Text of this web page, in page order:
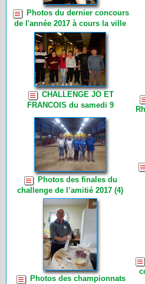
Photos du dernier concours
de l'année 2017 à cours la ville
(7)
CHALLENGE JO ET
FRANCOIS du samedi 9
Photos des finales du
challenge de l’amitié 2017 (4)
Photos des championnats